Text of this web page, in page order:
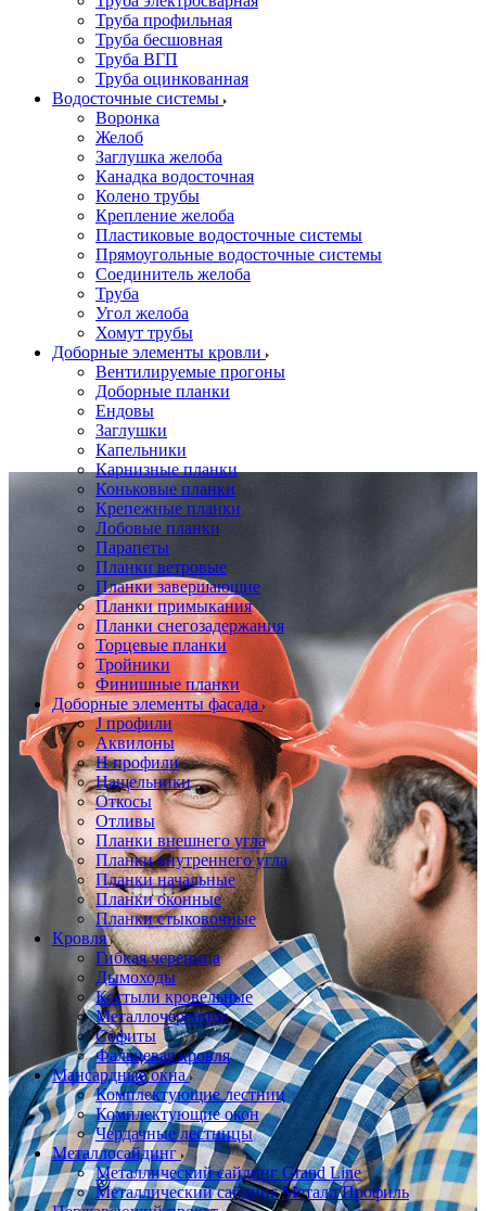
Труба профильная
Труба бесшовная
Труба ВГП
Труба оцинкованная
Водосточные системы
Воронка
Желоб
Заглушка желоба
Канадка водосточная
Колено трубы
Крепление желоба
Пластиковые водосточные системы
Прямоугольные водосточные системы
Соединитель желоба
Труба
Угол желоба
Хомут трубы
Доборные элементы кровли
Вентилируемые прогоны
Доборные планки
Ендовы
Заглушки
Капельники
Карнизные планки
Коньковые планки
Крепежные планки
Лобовые планки
Парапеты
Планки ветровые
Планки завершающие
Планки примыкания
Планки снегозадержания
Торцевые планки
Тройники
Финишные планки
Доборные элементы фасада
J профили
Аквилоны
Н профили
Нащельники
Откосы
Отливы
Планки внешнего угла
Планки внутреннего угла
Планки начальные
Планки оконные
Планки стыковочные
Кровля
Гибкая черепица
Дымоходы
Костыли кровельные
Металлочерепица
Софиты
Фальцевая кровля
Мансардные окна
Комплектующие лестниц
Комплектующие окон
Чердачные лестницы
Металлосайдинг
Металлический сайдинг Grand Line
Металлический сайдинг Металл Профиль